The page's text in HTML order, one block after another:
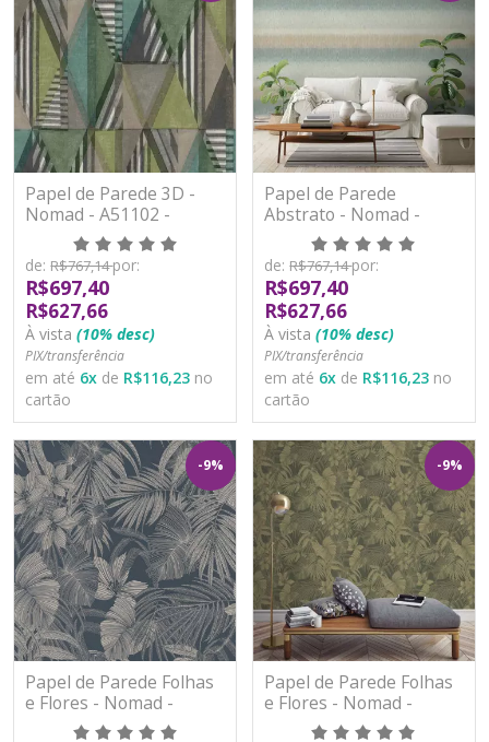
Papel de Parede 3D -
Nomad - A51102 -
Vinílico
de: R$767,14por:
R$697,40
R$627,66
À vista (10% desc)
PIX/transferência
em até 6x de R$116,23 no
cartão
Papel de Parede
Abstrato - Nomad -
A51201 - Vinílico
de: R$767,14por:
R$697,40
R$627,66
À vista (10% desc)
PIX/transferência
em até 6x de R$116,23 no
cartão
-9%
Papel de Parede Folhas
e Flores - Nomad -
A51301 - Vinílico
-9%
Papel de Parede Folhas
e Flores - Nomad -
A51302 - Vinílico